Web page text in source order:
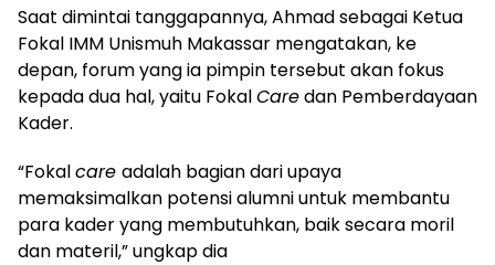
Saat dimintai tanggapannya, Ahmad sebagai Ketua
Fokal IMM Unismuh Makassar mengatakan, ke
depan, forum yang ia pimpin tersebut akan fokus
kepada dua hal, yaitu FokalCaredan Pemberdayaan
Kader.
“Fokalcare adalah bagian dari upaya
memaksimalkan potensi alumni untuk membantu
para kader yang membutuhkan, baik secara moril
dan materil,” ungkap dia